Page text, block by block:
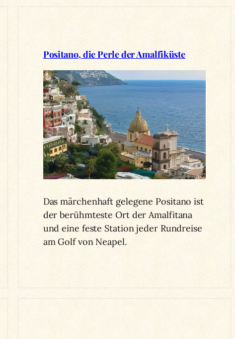
Positano, die Perle der Amalfiküste
Das märchenhaft gelegene Positano ist
der berühmteste Ort der Amalfitana
und eine feste Station jeder Rundreise
am Golf von Neapel.